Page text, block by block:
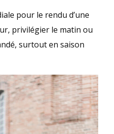
pour le rendu d’une
privilégier le matin ou
surtout en saison